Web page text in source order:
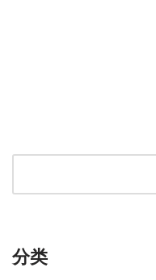
分类